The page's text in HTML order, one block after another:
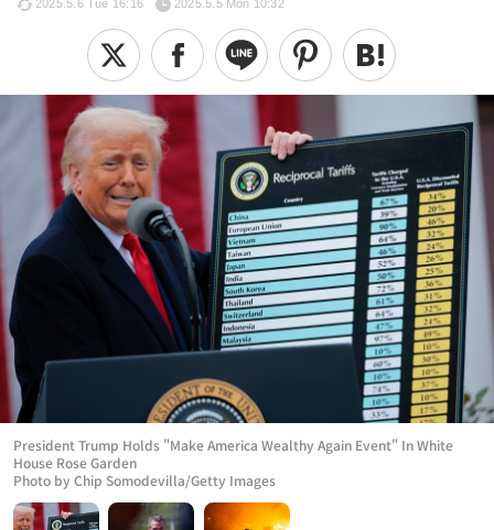
2025.5.6 Tue 16:16 2025.5.5 Mon 10:32
Photo by Chip Somodevilla/Getty Images
President Trump Holds "Make America Wealthy Again Event" In White
House Rose Garden